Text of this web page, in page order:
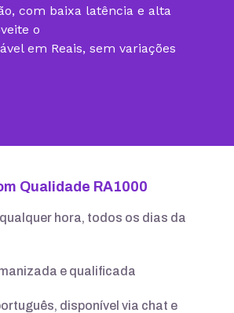
especialistas
reembolso
com baixa latência e alta
o
em Reais, sem variações
Qualidade RA1000
hora, todos os dias da
e qualificada
disponível via chat e